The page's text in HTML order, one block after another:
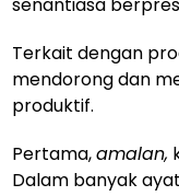
senantiasa
Terkait dengan
mendorong dan
produktif.
Pertama,amalan,
Dalam banyak